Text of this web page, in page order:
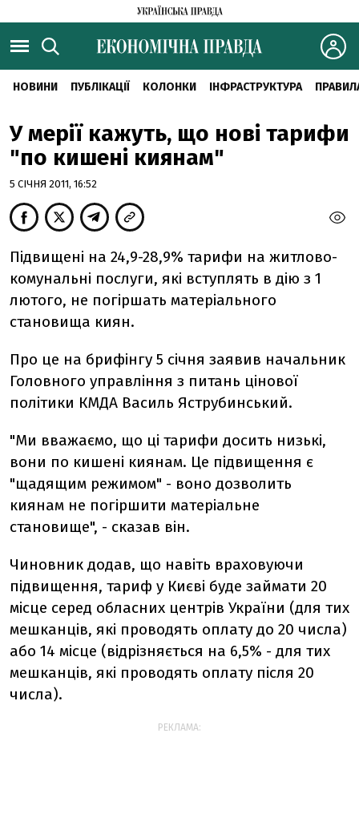
НОВИНИ ПУБЛІКАЦІЇ КОЛОНКИ ІНФРАСТРУКТУРА
У мерії кажуть, що нові тарифи
"по кишені киянам"
5 СІЧНЯ 2011, 16:52
Підвищені на 24,9-28,9% тарифи на житлово-
комунальні послуги, які вступлять в дію з 1
лютого, не погіршать матеріального
становища киян.
Про це на брифінгу 5 січня заявив начальник
Головного управління з питань цінової
політики КМДА Василь Яструбинський.
"Ми вважаємо, що ці тарифи досить низькі,
вони по кишені киянам. Це підвищення є
"щадящим режимом" - воно дозволить
киянам не погіршити матеріальне
становище", - сказав він.
Чиновник додав, що навіть враховуючи
підвищення, тариф у Києві буде займати 20
місце серед обласних центрів України (для тих
мешканців, які проводять оплату до 20 числа)
або 14 місце (відрізняється на 6,5% - для тих
мешканців, які проводять оплату після 20
числа).
РЕКЛАМА: